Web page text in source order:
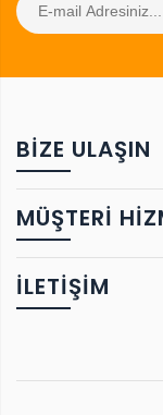
BIZE ULAŞIN
MÜŞTERİ
İLETİŞİM